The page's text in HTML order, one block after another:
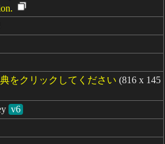
をクリックしてください (816 x 145
v6